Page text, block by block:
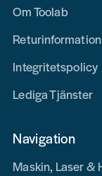
Om Toolab
Returinformation
Integritetspolicy
Lediga Tjänster
Navigation
Maskin, Laser &